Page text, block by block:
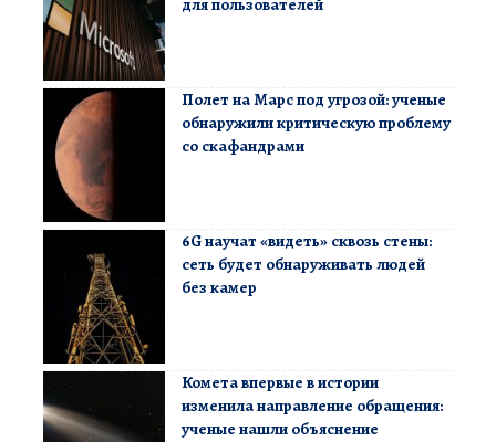
для пользователей
Полет на Марс под угрозой: ученые
обнаружили критическую проблему
со скафандрами
6G научат «видеть» сквозь стены:
сеть будет обнаруживать людей
без камер
Комета впервые в истории
изменила направление обращения:
ученые нашли объяснение